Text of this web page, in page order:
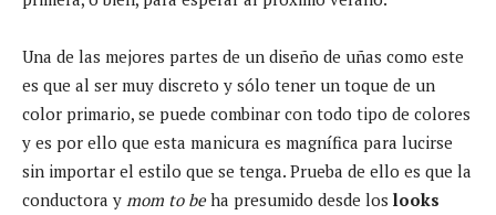
Una de las mejores partes de un diseño de uñas como este
es que al ser muy discreto y sólo tener un toque de un
color primario, se puede combinar con todo tipo de colores
y es por ello que esta manicura es magnífica para lucirse
sin importar el estilo que se tenga. Prueba de ello es que la
conductora y mom to beha presumido desde los looks